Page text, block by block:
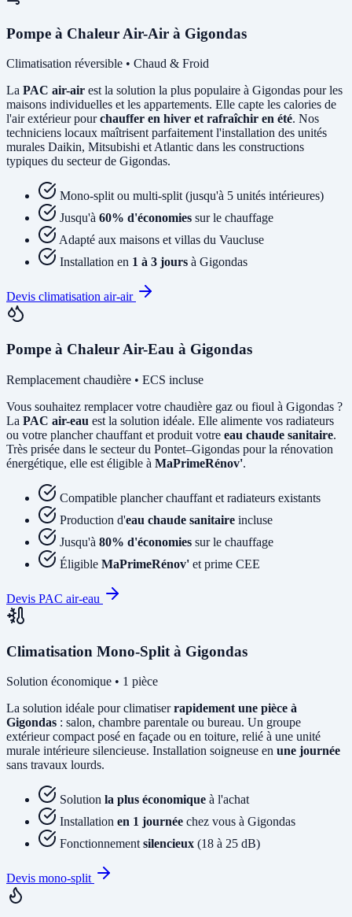
Pompe à Chaleur Air-Air à Gigondas
Climatisation réversible • Chaud & Froid
La PAC air-air est la solution la plus populaire à Gigondas pour les
maisons individuelles et les appartements. Elle capte les calories de
l'air extérieur pourchauffer en hiver et rafraîchir en été. Nos
techniciens locaux maîtrisent parfaitement l'installation des unités
murales Daikin, Mitsubishi et Atlantic dans les constructions
typiques du secteur de Gigondas.
Mono-split ou multi-split (jusqu'à 5 unités intérieures)
Jusqu'à 60% d'économies sur le chauffage
Adapté aux maisons et villas du Vaucluse
Installation en 1 à 3 jours à Gigondas
Devis climatisation air-air
Pompe à Chaleur Air-Eau à Gigondas
Remplacement chaudière • ECS incluse
Vous souhaitez remplacer votre chaudière gaz ou fioul à Gigondas ?
La PAC air-eau est la solution idéale. Elle alimente vos radiateurs
ou votre plancher chauffant et produit votre eau chaude sanitaire.
Très prisée dans le secteur du Pontet–Gigondas pour la rénovation
énergétique, elle est éligible à MaPrimeRénov'.
Compatible plancher chauffant et radiateurs existants
Production d'eau chaude sanitaire incluse
Jusqu'à 80% d'économies sur le chauffage
Éligible MaPrimeRénov' et prime CEE
Devis PAC air-eau
Climatisation Mono-Split à Gigondas
Solution économique • 1 pièce
La solution idéale pour climatiserrapidement une pièce à
Gigondas : salon, chambre parentale ou bureau. Un groupe
extérieur compact posé en façade ou en toiture, relié à une unité
murale intérieure silencieuse. Installation soigneuse en une journée
sans travaux lourds.
Solution la plus économique à l'achat
Installation en 1 journée chez vous à Gigondas
Fonctionnement silencieux (18 à 25 dB)
Devis mono-split